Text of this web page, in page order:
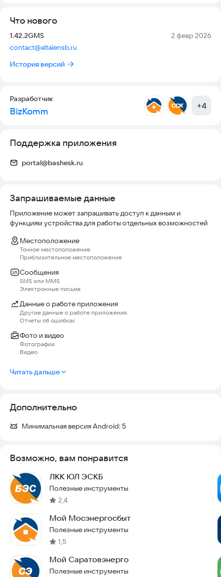
• Подписаться на электронную или бумажную доставку
счетов;
• А также многое другое!
E-mail техподдержки:
Что нового
Версия:
1.42.2GMS Дата:
2 февр 2026
contact@altaiensb.ru
История версий
Разработчик
BizKomm +4
Поддержка приложения
portal@bashesk.ru
Запрашиваемые данные
Приложение может запрашивать доступ к данным и
функциям устройства для работы отдельных возможностей
Местоположение
Точное местоположение
Приблизительное местоположение
Сообщения
SMS или MMS
Электронные письма
Данные о работе приложения
Другие данные о работе приложения
Отчеты об ошибках
Фото и видео
Фотографии
Видео
Читать дальше
Дополнительно
Минимальная версия Android: 5
Возможно, вам понравится
ЛКК ЮЛ ЭСКБ
Полезные инструменты
2,4
Мой Мосэнергосбыт
Полезные инструменты
1,5
Мой Саратовэнерго
Полезные инструменты